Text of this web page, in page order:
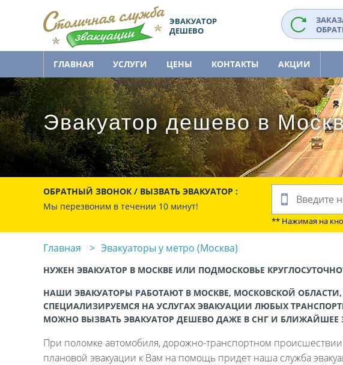
ЭВАКУАТОР
ДЕШЕВО
ГЛАВНАЯ УСЛУГИ ЦЕНЫ КОНТАКТЫ АКЦИИ
Эвакуатор дешево в
ОБРАТНЫЙ ЗВОНОК / ВЫЗВАТЬ ЭВАКУАТОР :
Мы перезвоним в течении 10 минут!
** Нажимая на
Главная Эвакуаторы у метро (Москва)
НУЖЕН ЭВАКУАТОР В МОСКВЕ ИЛИ ПОДМОСКОВЬЕ
НАШИ ЭВАКУАТОРЫ РАБОТАЮТ В МОСКВЕ, МОСКОВСКОЙ
СПЕЦИАЛИЗИРУЕМСЯ НА УСЛУГАХ ЭВАКУАЦИИ ЛЮБЫХ
МОЖНО ВЫЗВАТЬ ЭВАКУАТОР ДЕШЕВО ДАЖЕ В СНГ И БЛИЖАЙШЕЕ
При поломке автомобиля, дорожно-транспортном происшествии
плановой эвакуации к Вам на помощь придет наша служба